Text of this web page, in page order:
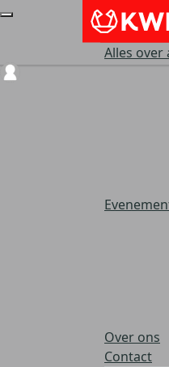
Alles over
Over ons
Contact